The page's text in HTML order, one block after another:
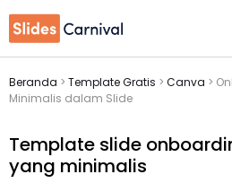
Beranda > Template Gratis > Canva >
Minimalis dalam Slide
Template slide
yang minimalis